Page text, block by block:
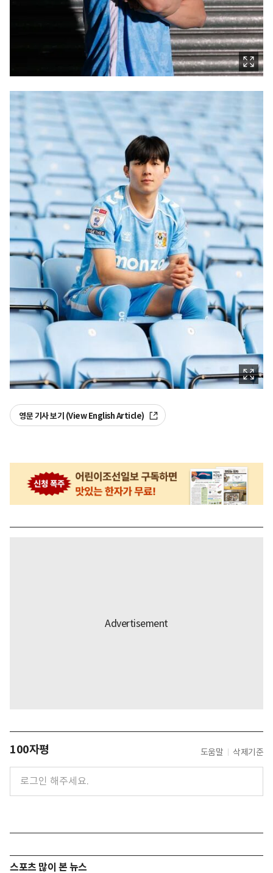
영문 기사 보기 (View English Article)
100자평 도움말 삭제기준
스포츠 많이 본 뉴스